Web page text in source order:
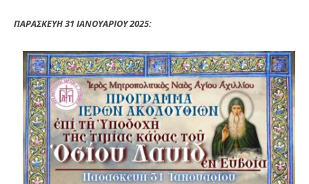
ΠΑΡΑΣΚΕΥΗ 31 ΙΑΝΟΥΑΡΙΟΥ 2025: